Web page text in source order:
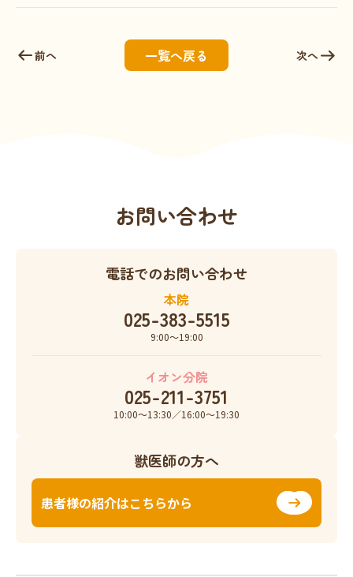
前へ 一覧へ戻る 次へ
お問い合わせ
電話でのお問い合わせ
本院
025-383-5515
9:00〜19:00
イオン分院
025-211-3751
10:00〜13:30／16:00〜19:30
獣医師の方へ
患者様の紹介はこちらから